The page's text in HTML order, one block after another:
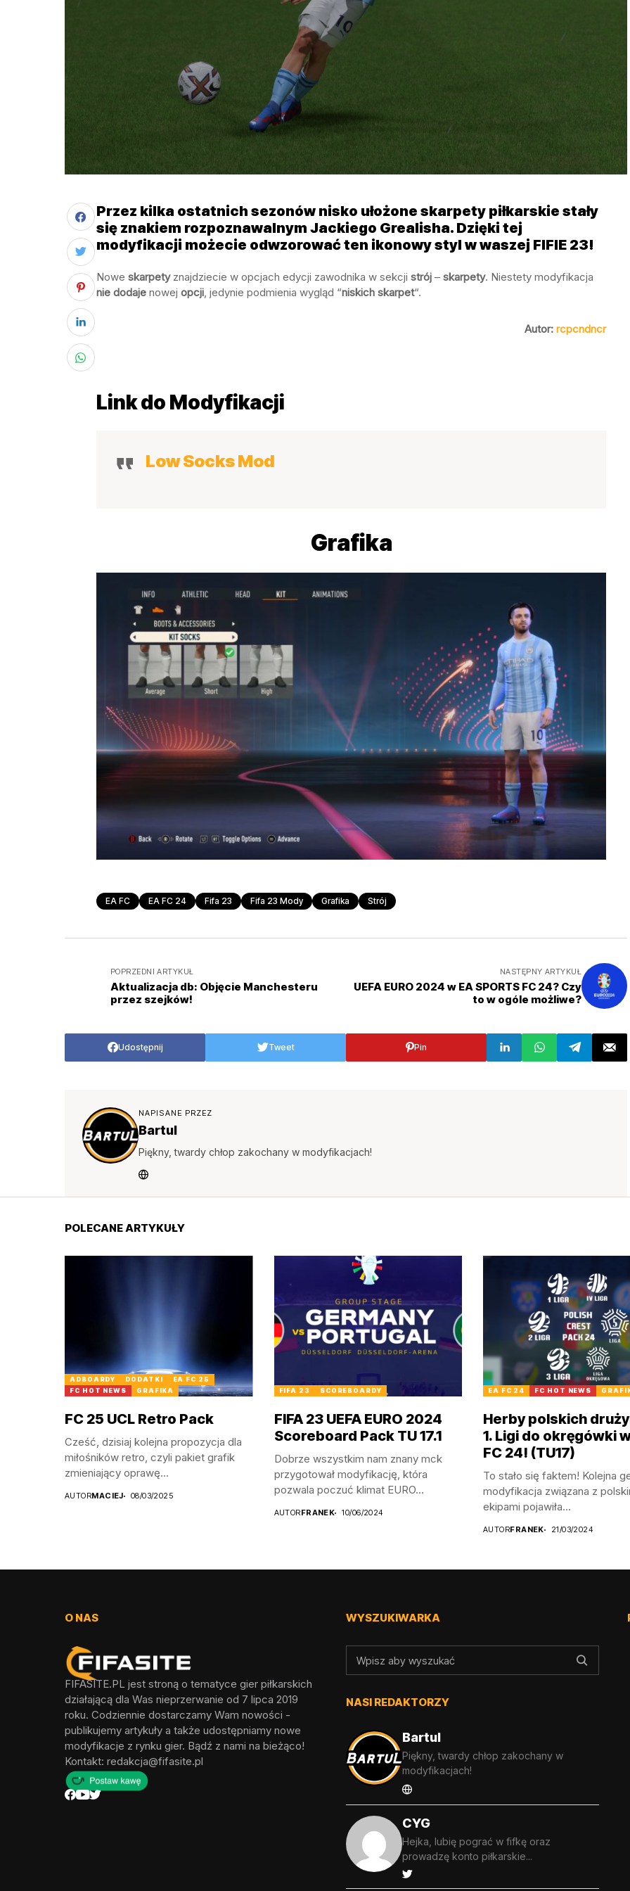
Przez kilka ostatnich sezonów nisko ułożone skarpety piłkarskie stały
się znakiem rozpoznawalnym Jackiego Grealisha. Dzięki tej
modyfikacji możecie odwzorować ten ikonowy styl w waszej FIFIE 23!
Nowe skarpetyznajdziecie w opcjach edycji zawodnika w sekcji strój – skarpety. Niestety modyfikacja
nie dodaje nowej opcji, jedynie podmienia wygląd “niskich skarpet“.
Autor: rcpcndncr
Link do Modyfikacji
Low Socks Mod
Grafika
EA FC EA FC 24 Fifa 23 Fifa 23 Mody Grafika Strój
POPRZEDNI ARTYKUŁ
Aktualizacja db: Objęcie Manchesteru
przez szejków!
NASTĘPNY ARTYKUŁ
UEFA EURO 2024 w EA SPORTS FC 24? Czy
to w ogóle możliwe?
Udostępnij Tweet Pin
NAPISANE PRZEZ
Bartul
Piękny, twardy chłop zakochany w modyfikacjach!
POLECANE ARTYKUŁY
ADBOARDY DODATKI
EA FC 25
FC HOT NEWS
GRAFIKA
FC 25 UCL Retro Pack
Cześć, dzisiaj kolejna propozycja dla
miłośników retro, czyli pakiet grafik
zmieniający oprawę...
AUTORMACIEJ 08/03/2025
FIFA 23 SCOREBOARDY
FIFA 23 UEFA EURO 2024
Scoreboard Pack TU 17.1
Dobrze wszystkim nam znany mck
przygotował modyfikację, która
pozwala poczuć klimat EURO...
AUTORFRANEK 10/06/2024
EA FC 24 FC HOT NEWS
Herby polskich
1. Ligi do okręgówki
FC 24! (TU17)
To stało się faktem! Kolejna
modyfikacja związana z
ekipami pojawiła...
AUTORFRANEK 21/03/2024
O NAS
FIFASITE.PL jest stroną o tematyce gier piłkarskich
działającą dla Was nieprzerwanie od 7 lipca 2019
roku. Codziennie dostarczamy Wam nowości -
publikujemy artykuły a także udostępniamy nowe
modyfikacje z rynku gier. Bądź z nami na bieżąco!
Kontakt: redakcja@fifasite.pl
WYSZUKIWARKA
NASI REDAKTORZY
Bartul
Piękny, twardy chłop zakochany w
modyfikacjach!
CYG
Hejka, lubię pograć w fifkę oraz
prowadzę konto piłkarskie...